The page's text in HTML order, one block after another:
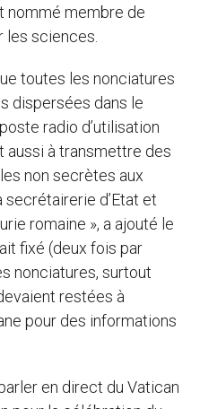
nommé membre de
les sciences.
toutes les nonciatures
dispersées dans le
radio d’utilisation
aussi à transmettre des
non secrètes aux
d’Etat et
romaine », a ajouté le
fixé (deux fois par
nonciatures, surtout
restées à
pour des informations
en direct du Vatican